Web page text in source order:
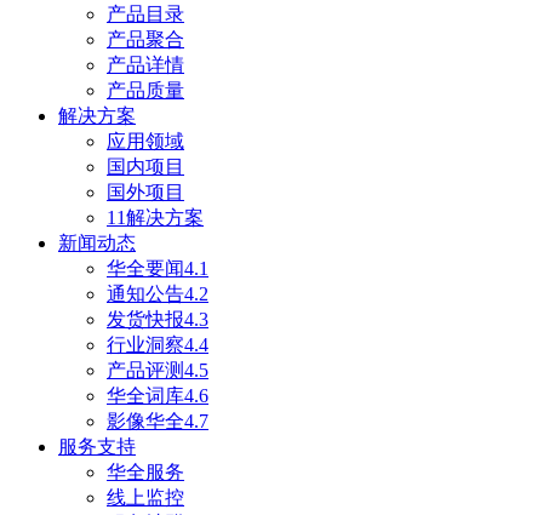
产品目录
产品聚合
产品详情
产品质量
解决方案
应用领域
国内项目
国外项目
11解决方案
新闻动态
华全要闻4.1
通知公告4.2
发货快报4.3
行业洞察4.4
产品评测4.5
华全词库4.6
影像华全4.7
服务支持
华全服务
线上监控